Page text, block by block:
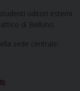
uditori esterni
di Belluno.
sede centrale:
: